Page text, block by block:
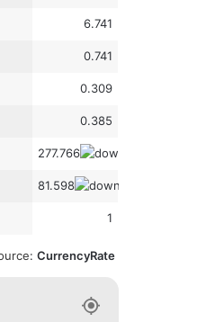
6.741
0.741
0.309
0.385
277.766
81.598
1
: CurrencyRate